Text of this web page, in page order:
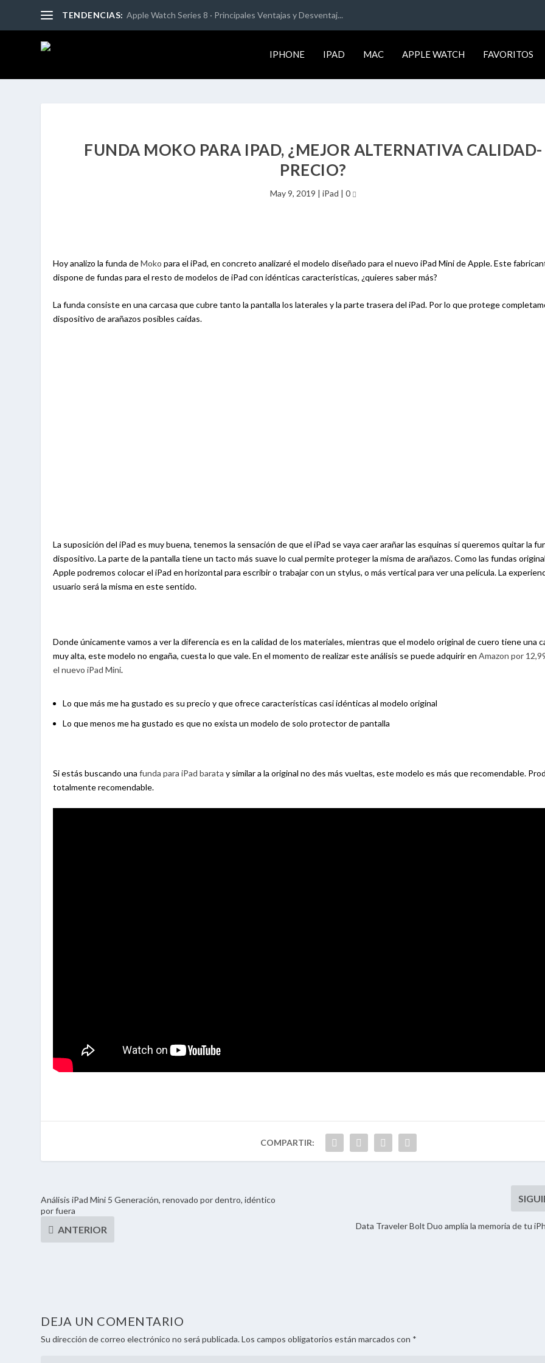
TENDENCIAS: Apple Watch Series 8 · Principales Ventajas y Desventaj...
IPHONE IPAD MAC APPLE WATCH FAVORITOS
FUNDA MOKO PARA IPAD, ¿MEJOR ALTERNATIVA CALIDAD-
PRECIO?
May 9, 2019 | iPad | 0
Hoy analizo la funda deMoko para el iPad, en concreto analizaré el modelo diseñado para el nuevo iPad Mini de Apple. Este
dispone de fundas para el resto de modelos de iPad con idénticas características, ¿quieres saber más?
La funda consiste en una carcasa que cubre tanto la pantalla los laterales y la parte trasera del iPad. Por lo que protege
dispositivo de arañazos posibles caídas.
La suposición del iPad es muy buena, tenemos la sensación de que el iPad se vaya caer arañar las esquinas si queremos quitar la
dispositivo. La parte de la pantalla tiene un tacto más suave lo cual permite proteger la misma de arañazos. Como las fundas
Apple podremos colocar el iPad en horizontal para escribir o trabajar con un stylus, o más vertical para ver una película. La
usuario será la misma en este sentido.
Donde únicamente vamos a ver la diferencia es en la calidad de los materiales, mientras que el modelo original de cuero tiene una
muy alta, este modelo no engaña, cuesta lo que vale. En el momento de realizar este análisis se puede adquirir enAmazon por
el nuevo iPad Mini.
Lo que más me ha gustado es su precio y que ofrece características casi idénticas al modelo original
Lo que menos me ha gustado es que no exista un modelo de solo protector de pantalla
Si estás buscando unafunda para iPad barata y similar a la original no des más vueltas, este modelo es más que recomendable.
totalmente recomendable.
Análisis iPad Mini 5 Generación, renovado por dentro, idéntico
por fuera
Data Traveler Bolt Duo amplía la memoria de tu
DEJA UN COMENTARIO
Su dirección de correo electrónico no será publicada. Los campos obligatorios están marcados con *